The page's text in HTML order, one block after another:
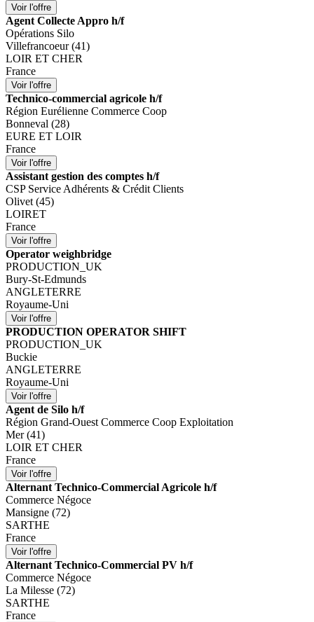
Agent Collecte Appro h/f
Opérations Silo
Villefrancoeur (41)
LOIR ET CHER
France
Technico-commercial agricole h/f
Région Eurélienne Commerce Coop
Bonneval (28)
EURE ET LOIR
France
Assistant gestion des comptes h/f
CSP Service Adhérents & Crédit Clients
Olivet (45)
LOIRET
France
Operator weighbridge
PRODUCTION_UK
Bury-St-Edmunds
ANGLETERRE
Royaume-Uni
PRODUCTION OPERATOR SHIFT
PRODUCTION_UK
Buckie
ANGLETERRE
Royaume-Uni
Agent de Silo h/f
Région Grand-Ouest Commerce Coop Exploitation
Mer (41)
LOIR ET CHER
France
Alternant Technico-Commercial Agricole h/f
Commerce Négoce
Mansigne (72)
SARTHE
France
Alternant Technico-Commercial PV h/f
Commerce Négoce
La Milesse (72)
SARTHE
France